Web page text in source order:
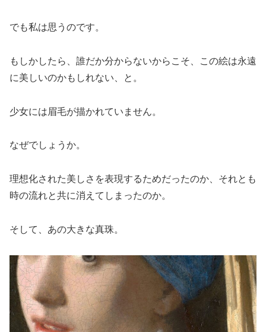
でも私は思うのです。
もしかしたら、誰だか分からないからこそ、この絵は永遠
に美しいのかもしれない、と。
少女には眉毛が描かれていません。
なぜでしょうか。
理想化された美しさを表現するためだったのか、それとも
時の流れと共に消えてしまったのか。
そして、あの大きな真珠。